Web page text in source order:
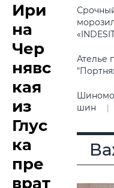
Ири
на
Чер
нявс
кая
из
Глус
ка
пре
врат
Ателье
шин